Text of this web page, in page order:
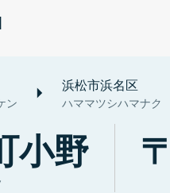
ン
浜松市浜名区
ハママツシハマナク
小野